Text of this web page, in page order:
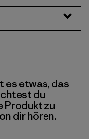
es etwas, das
du
Produkt zu
dir hören.